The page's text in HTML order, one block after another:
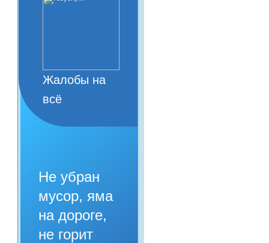
Жалобы на
всё
Не убран
мусор, яма
на дороге,
не горит